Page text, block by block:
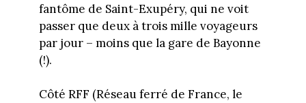
fantôme de Saint-Exupéry, qui ne voit
passer que deux à trois mille voyageurs
par jour – moins que la gare de Bayonne
(!).
Côté RFF (Réseau ferré de France, le